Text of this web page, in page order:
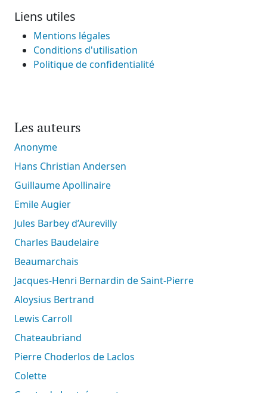
Liens utiles
Mentions légales
Conditions d'utilisation
Politique de confidentialité
Les auteurs
Anonyme
Hans Christian Andersen
Guillaume Apollinaire
Emile Augier
Jules Barbey d’Aurevilly
Charles Baudelaire
Beaumarchais
Jacques-Henri Bernardin de Saint-Pierre
Aloysius Bertrand
Lewis Carroll
Chateaubriand
Pierre Choderlos de Laclos
Colette